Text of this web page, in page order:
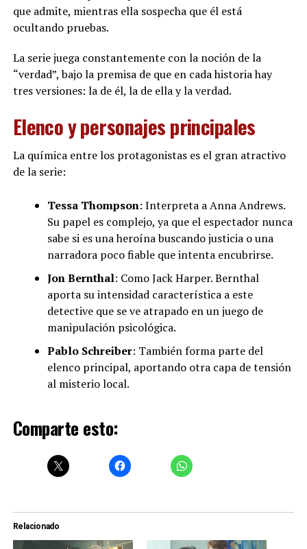
que admite, mientras ella sospecha que él está
ocultando pruebas.
La serie juega constantemente con la noción de la
“verdad”, bajo la premisa de que en cada historia hay
tres versiones: la de él, la de ella y la verdad.
Elenco y personajes principales
La química entre los protagonistas es el gran atractivo
de la serie:
Tessa Thompson: Interpreta a Anna Andrews.
Su papel es complejo, ya que el espectador nunca
sabe si es una heroína buscando justicia o una
narradora poco fiable que intenta encubrirse.
Jon Bernthal: Como Jack Harper. Bernthal
aporta su intensidad característica a este
detective que se ve atrapado en un juego de
manipulación psicológica.
Pablo Schreiber: También forma parte del
elenco principal, aportando otra capa de tensión
al misterio local.
Comparte esto:
Relacionado